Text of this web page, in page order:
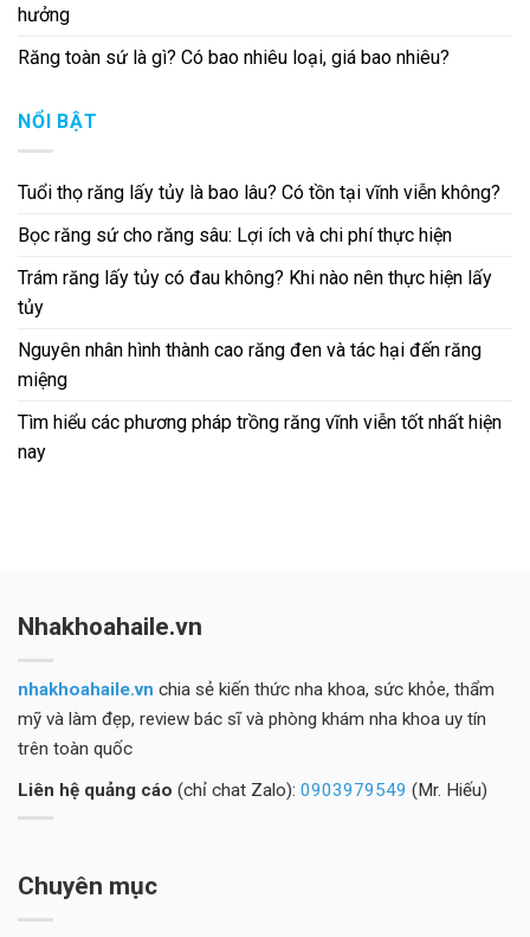
hưởng
Răng toàn sứ là gì? Có bao nhiêu loại, giá bao nhiêu?
NỔI BẬT
Tuổi thọ răng lấy tủy là bao lâu? Có tồn tại vĩnh viễn không?
Bọc răng sứ cho răng sâu: Lợi ích và chi phí thực hiện
Trám răng lấy tủy có đau không? Khi nào nên thực hiện lấy
tủy
Nguyên nhân hình thành cao răng đen và tác hại đến răng
miệng
Tìm hiểu các phương pháp trồng răng vĩnh viễn tốt nhất hiện
nay
Nhakhoahaile.vn
nhakhoahaile.vn chia sẻ kiến thức nha khoa, sức khỏe, thẩm
mỹ và làm đẹp, review bác sĩ và phòng khám nha khoa uy tín
trên toàn quốc
Liên hệ quảng cáo (chỉ chat Zalo): 0903979549 (Mr. Hiếu)
Chuyên mục